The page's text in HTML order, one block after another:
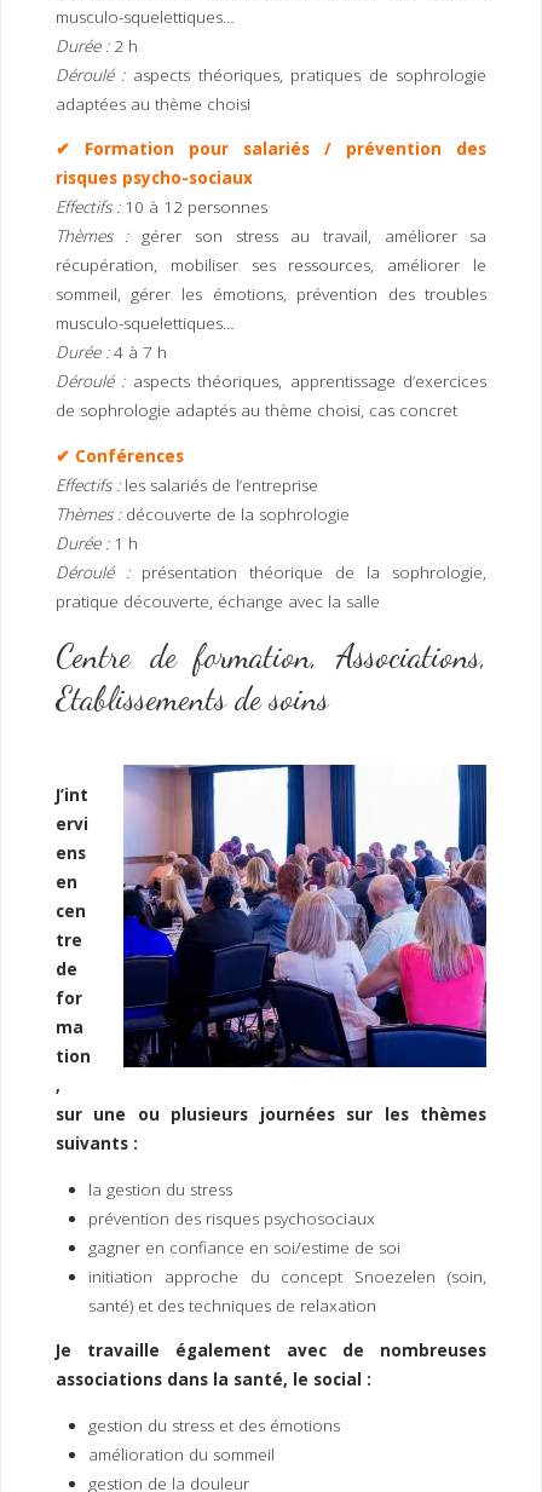
musculo-squelettiques…
Durée :2 h
Déroulé :aspects théoriques, pratiques de sophrologie
adaptées au thème choisi
✔ Formation pour salariés / prévention des
risques psycho-sociaux
Effectifs :10 à 12 personnes
Thèmes :gérer son stress au travail, améliorer sa
récupération, mobiliser ses ressources, améliorer le
sommeil, gérer les émotions, prévention des troubles
musculo-squelettiques…
Durée :4 à 7 h
Déroulé :aspects théoriques, apprentissage d’exercices
de sophrologie adaptés au thème choisi, cas concret
✔ Conférences
Effectifs :les salariés de l’entreprise
Thèmes :découverte de la sophrologie
Durée :1 h
Déroulé : présentation théorique de la sophrologie,
pratique découverte, échange avec la salle
Centre de formation, Associations,
Etablissements de soins
J’int
ervi
ens
en
cen
tre
de
for
ma
tion
,
sur une ou plusieurs journées sur les thèmes
suivants :
la gestion du stress
prévention des risques psychosociaux
gagner en confiance en soi/estime de soi
initiation approche du concept Snoezelen (soin,
santé) et des techniques de relaxation
Je travaille également avec de nombreuses
associations dans la santé, le social :
gestion du stress et des émotions
amélioration du sommeil
gestion de la douleur